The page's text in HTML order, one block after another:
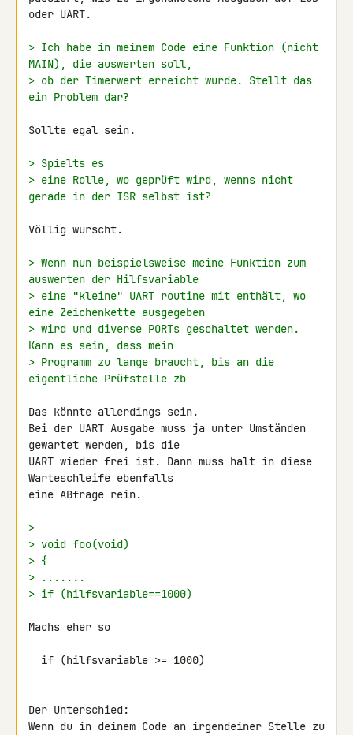
oder UART.
> Ich habe in meinem Code eine Funktion (nicht
MAIN), die auswerten soll,
> ob der Timerwert erreicht wurde. Stellt das
ein Problem dar?
Sollte egal sein.
> Spielts es
> eine Rolle, wo geprüft wird, wenns nicht
gerade in der ISR selbst ist?
Völlig wurscht.
> Wenn nun beispielsweise meine Funktion zum
auswerten der Hilfsvariable
> eine "kleine" UART routine mit enthält, wo
eine Zeichenkette ausgegeben
> wird und diverse PORTs geschaltet werden.
Kann es sein, dass mein
> Programm zu lange braucht, bis an die
eigentliche Prüfstelle zb
Das könnte allerdings sein.
Bei der UART Ausgabe muss ja unter Umständen
gewartet werden, bis die
UART wieder frei ist. Dann muss halt in diese
Warteschleife ebenfalls
eine ABfrage rein.
>
> void foo(void)
> {
> .......
> if (hilfsvariable==1000)
Machs eher so
Der Unterschied:
Wenn du in deinem Code an irgendeiner Stelle zu